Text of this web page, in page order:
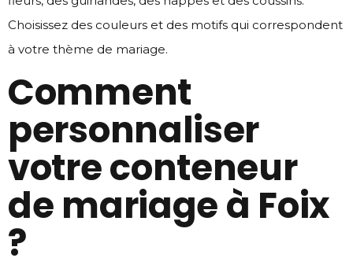
Choisissez des couleurs et des motifs qui correspondent
à votre thème de mariage.
Comment
personnaliser
votre conteneur
de mariage à Foix
?